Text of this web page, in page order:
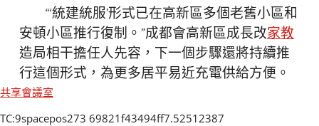
“‘統建統服’形式已在高新區多個老舊小區和
安頓小區推行復制。”成都會高新區成長改家教
造局相干擔任人先容，下一個步驟還將持續推
行這個形式，為更多居平易近充電供給方便。
共享會議室
TC:9spacepos273 69821f43494ff7.52512387